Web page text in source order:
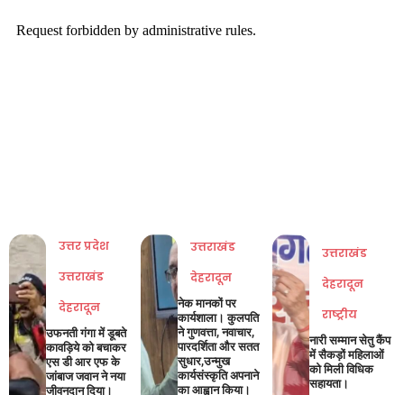
उत्तर प्रदेश
उत्तराखंड
देहरादून
उफनती गंगा में डूबते
कावड़िये को बचाकर
एस डी आर एफ के
जांबाज जवान ने नया
जीवनदान दिया।
उत्तराखंड
देहरादून
नेक मानकों पर
कार्यशाला। कुलपति
ने गुणवत्ता, नवाचार,
पारदर्शिता और सतत
सुधार,उन्मुख
कार्यसंस्कृति अपनाने
का आह्वान किया।
उत्तराखंड
देहरादून
राष्ट्रीय
नारी सम्मान सेतु कैंप
में सैकड़ों महिलाओं
को मिली विधिक
सहायता।